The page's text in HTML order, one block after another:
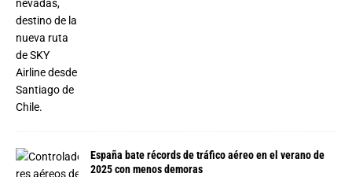
España bate récords de tráfico aéreo en el verano de
2025 con menos demoras